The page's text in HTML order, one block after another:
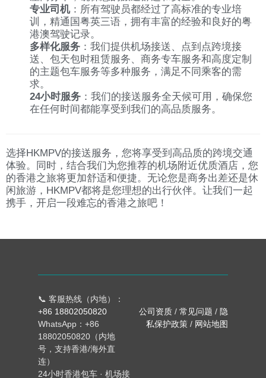
专业司机：所有驾驶员都经过了高标准的专业培
训，精通国粤英三语，拥有丰富的经验和良好的粤
港澳驾驶记录。
多样化服务 ：我们提供机场接送、点到点跨境接
送、包天包时租赁服务、商务专车服务和高度定制
的主题包车服务等多种服务，满足不同乘客的需
求。
24小时服务 ：我们的接送服务全天候可用，确保您
在任何时间都能享受到我们的高品质服务。
选择HKMPV的接送服务，您将享受到高品质的跨境交通
体验。同时，结合我们为您推荐的机场附近优质酒店，您
的香港之旅将更加舒适和便捷。无论您是商务出差还是休
闲旅游，HKMPV都将是您理想的出行伙伴。让我们一起
携手，开启一段难忘的香港之旅吧！
📞 客服热线（内地）：
+86 18802050820
WhatsApp：+86
18802050820（内地
号，支持香港/海外直
连）
24小时香港包车 · 机场接
公司资质 / 常见问题 / 隐
私保护政策 / 网站地图